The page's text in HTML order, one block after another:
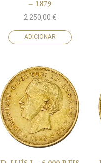
– 1879
2 250,00 €
ADICIONAR